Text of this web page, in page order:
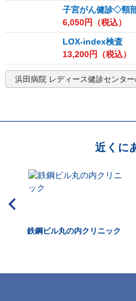
子宮がん健診◇頸
6,050円（税込）
LOX-index検査
13,200円（税込）
浜田病院 レディース健診センター
近くに
鉄鋼ビル丸の内クリニック